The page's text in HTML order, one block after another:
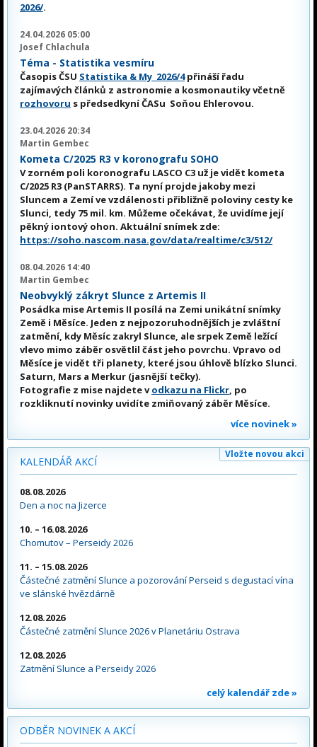
2026/.
24.04.2026 05:00
Josef Chlachula
Téma - Statistika vesmíru
Časopis ČSU Statistika & My 2026/4přináší řadu
zajímavých článků z astronomie a kosmonautiky včetně
rozhovoru s předsedkyní ČASu Soňou Ehlerovou.
23.04.2026 20:34
Martin Gembec
Kometa C/2025 R3 v koronografu SOHO
V zorném poli koronografu LASCO C3 už je vidět kometa
C/2025 R3 (PanSTARRS). Ta nyní projde jakoby mezi
Sluncem a Zemí ve vzdálenosti přibližně poloviny cesty ke
Slunci, tedy 75 mil. km. Můžeme očekávat, že uvidíme její
pěkný iontový ohon. Aktuální snímek zde:
https://soho.nascom.nasa.gov/data/realtime/c3/512/
08.04.2026 14:40
Martin Gembec
Neobvyklý zákryt Slunce z Artemis II
Posádka mise Artemis II posílá na Zemi unikátní snímky
Země i Měsíce. Jeden z nejpozoruhodnějších je zvláštní
zatmění, kdy Měsíc zakryl Slunce, ale srpek Země ležící
vlevo mimo záběr osvětlil část jeho povrchu. Vpravo od
Měsíce je vidět tři planety, které jsou úhlově blízko Slunci.
Saturn, Mars a Merkur (jasnější tečky).
Fotografie z mise najdete vodkazu na Flickr, po
rozkliknutí novinky uvidíte zmiňovaný záběr Měsíce.
více novinek »
KALENDÁŘ AKCÍ
Vložte novou akci
08.08.2026
Den a noc na Jizerce
10. – 16.08.2026
Chomutov – Perseidy 2026
11. – 15.08.2026
Částečné zatmění Slunce a pozorování Perseid s degustací vína
ve slánské hvězdárně
12.08.2026
Částečné zatmění Slunce 2026 v Planetáriu Ostrava
12.08.2026
Zatmění Slunce a Perseidy 2026
celý kalendář zde »
ODBĚR NOVINEK A AKCÍ